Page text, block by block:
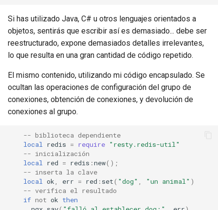
geoip
google
headers-more
hmac-secure-link
html-sanitize
iconv
image-filter
immerse
Si has utilizado Java, C# u otros lenguajes orientados a
objetos, sentirás que escribir así es demasiado... debe ser
reestructurado, expone demasiados detalles irrelevantes,
lo que resulta en una gran cantidad de código repetido.
El mismo contenido, utilizando mi código encapsulado. Se
ocultan las operaciones de configuración del grupo de
conexiones, obtención de conexiones, y devolución de
conexiones al grupo.
-- biblioteca dependiente
local
redis = require "resty.redis-util"
-- inicialización
local
red = redis :new();
-- inserta la clave
local
ok err = red : set( "dog" "un animal" )
-- verifica el resultado
if not ok then